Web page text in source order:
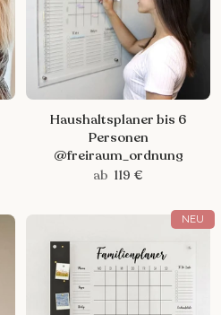
Haushaltsplaner bis 6
Personen
@freiraum_ordnung
ab 119 €
NEU